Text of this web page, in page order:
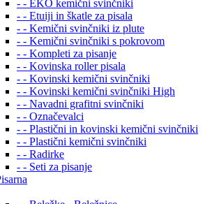
- - EKO kemični svinčniki
- - Etuiji in škatle za pisala
- - Kemični svinčniki iz plute
- - Kemični svinčniki s pokrovom
- - Kompleti za pisanje
- - Kovinska roller pisala
- - Kovinski kemični svinčniki
- - Kovinski kemični svinčniki High
- - Navadni grafitni svinčniki
- - Označevalci
- - Plastični in kovinski kemični svinčniki
- - Plastični kemični svinčniki
- - Radirke
- - Seti za pisanje